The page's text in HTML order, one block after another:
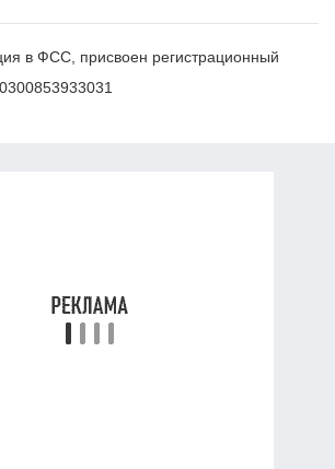
в ФСС, присвоен регистрационный